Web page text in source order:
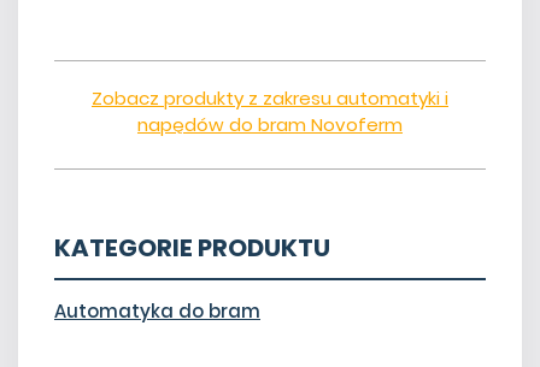
Zobacz produkty z zakresu automatyki i
napędów do bram Novoferm
KATEGORIE PRODUKTU
Automatyka do bram